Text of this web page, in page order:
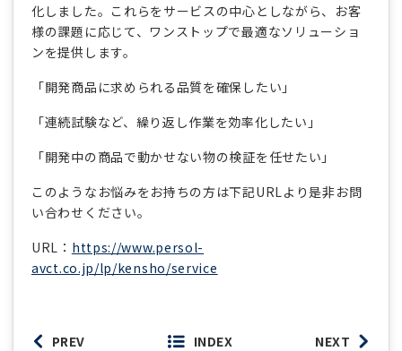
化しました。これらをサービスの中心としながら、お客
様の課題に応じて、ワンストップで最適なソリューショ
ンを提供します。
「開発商品に求められる品質を確保したい」
「連続試験など、繰り返し作業を効率化したい」
「開発中の商品で動かせない物の検証を任せたい」
このようなお悩みをお持ちの方は下記URLより是非お問
い合わせください。
URL： https://www.persol-
avct.co.jp/lp/kensho/service
PREV INDEX NEXT